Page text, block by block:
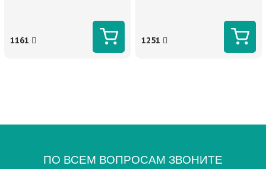
1161 1251
ПО ВСЕМ ВОПРОСАМ ЗВОНИТЕ